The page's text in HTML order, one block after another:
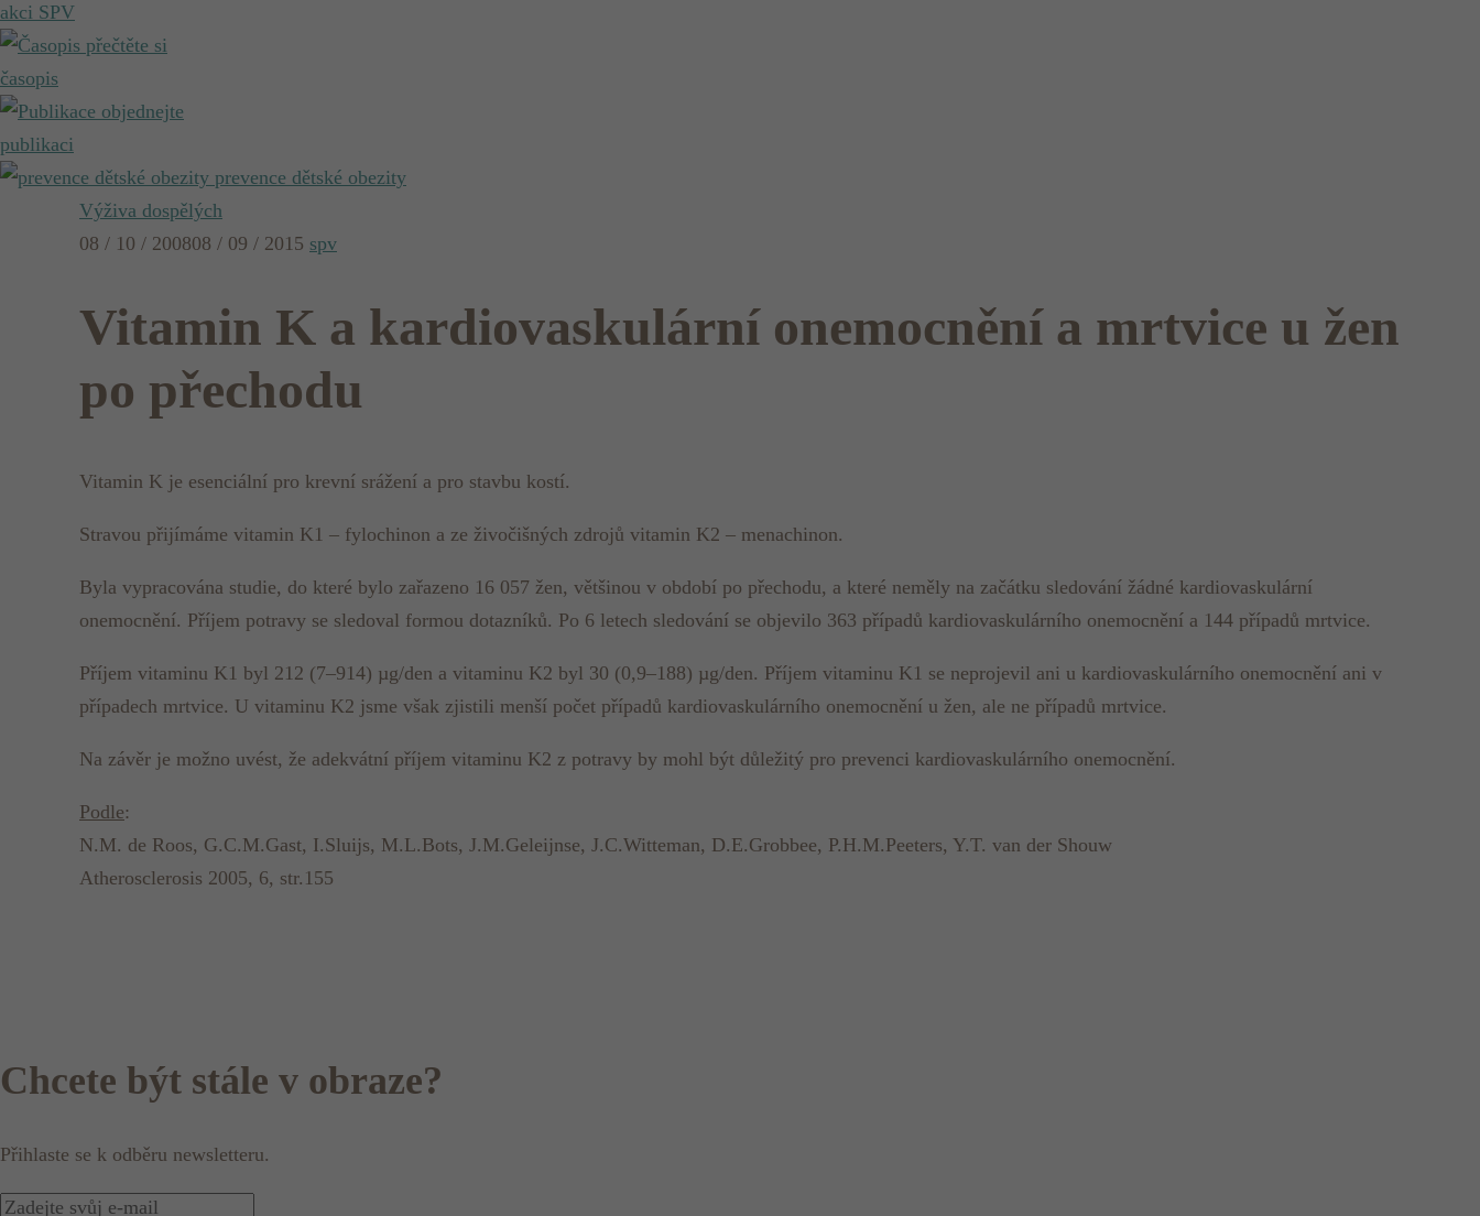
akci SPV
přečtěte si
časopis
objednejte
publikaci
prevence dětské obezity
Výživa dospělých
08 / 10 / 200808 / 09 / 2015 spv
Vitamin K a kardiovaskulární onemocnění a mrtvice u žen
po přechodu
Vitamin K je esenciální pro krevní srážení a pro stavbu kostí.
Stravou přijímáme vitamin K1 – fylochinon a ze živočišných zdrojů vitamin K2 – menachinon.
Byla vypracována studie, do které bylo zařazeno 16 057 žen, většinou v období po přechodu, a které neměly na začátku sledování žádné kardiovaskulární
onemocnění. Příjem potravy se sledoval formou dotazníků. Po 6 letech sledování se objevilo 363 případů kardiovaskulárního onemocnění a 144 případů mrtvice.
Příjem vitaminu K1 byl 212 (7–914) µg/den a vitaminu K2 byl 30 (0,9–188) µg/den. Příjem vitaminu K1 se neprojevil ani u kardiovaskulárního onemocnění ani v
případech mrtvice. U vitaminu K2 jsme však zjistili menší počet případů kardiovaskulárního onemocnění u žen, ale ne případů mrtvice.
Na závěr je možno uvést, že adekvátní příjem vitaminu K2 z potravy by mohl být důležitý pro prevenci kardiovaskulárního onemocnění.
Podle:
N.M. de Roos, G.C.M.Gast, I.Sluijs, M.L.Bots, J.M.Geleijnse, J.C.Witteman, D.E.Grobbee, P.H.M.Peeters, Y.T. van der Shouw
Atherosclerosis 2005, 6, str.155
Chcete být stále v obraze?
Přihlaste se k odběru newsletteru.